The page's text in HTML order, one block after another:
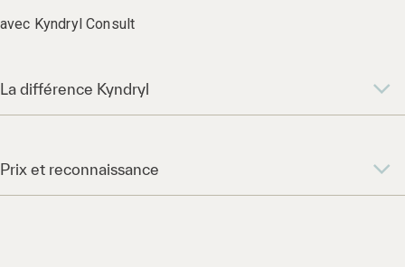
avec Kyndryl Consult
La différence Kyndryl
Prix et reconnaissance